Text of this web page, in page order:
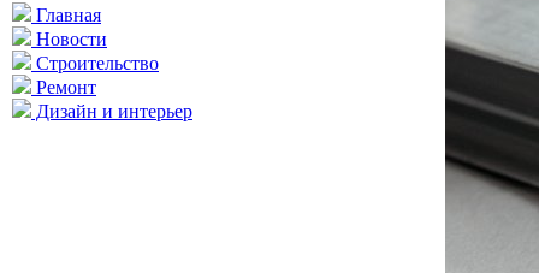
Главная
Новости
Строительство
Ремонт
Дизайн и интерьер